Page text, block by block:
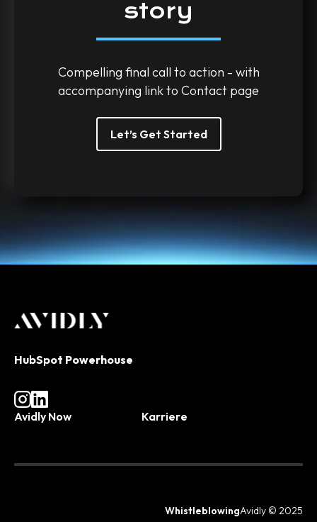
story
Compelling final call to action - with
accompanying link to Contact page
Let’s Get Started
HubSpot Powerhouse
Avidly Now Karriere
WhistleblowingAvidly © 2025